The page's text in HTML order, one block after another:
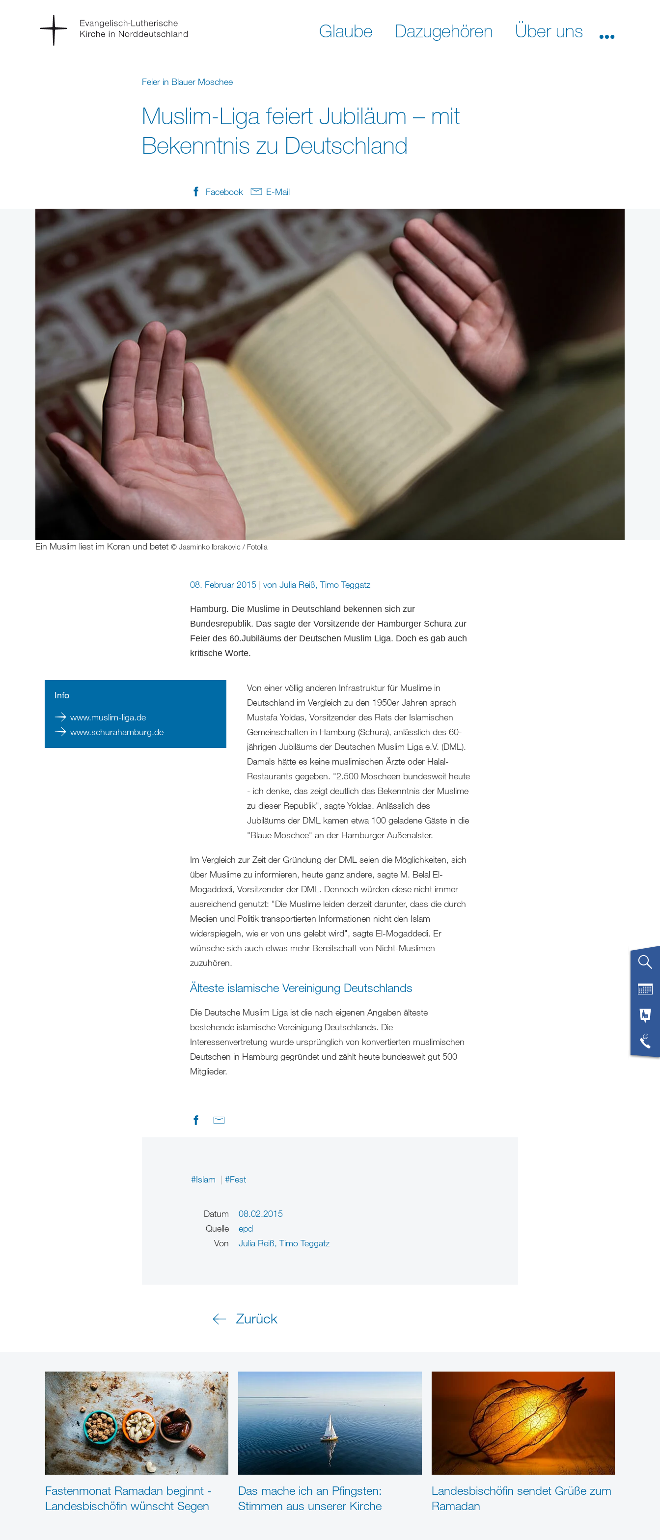
Glaube Dazugehören Über uns
Feier in Blauer Moschee
Muslim-Liga feiert Jubiläum – mit
Bekenntnis zu Deutschland
Facebook E-Mail
Ein Muslim liest im Koran und betet © Jasminko Ibrakovic / Fotolia
08. Februar 2015 vonJulia Reiß,Timo Teggatz
Hamburg. Die Muslime in Deutschland bekennen sich zur
Bundesrepublik. Das sagte der Vorsitzende der Hamburger Schura zur
Feier des 60.Jubiläums der Deutschen Muslim Liga. Doch es gab auch
kritische Worte.
Info
www.muslim-liga.de
www.schurahamburg.de
Von einer völlig anderen Infrastruktur für Muslime in
Deutschland im Vergleich zu den 1950er Jahren sprach
Mustafa Yoldas, Vorsitzender des Rats der Islamischen
Gemeinschaften in Hamburg (Schura), anlässlich des 60-
jährigen Jubiläums der Deutschen Muslim Liga e.V. (DML).
Damals hätte es keine muslimischen Ärzte oder Halal-
Restaurants gegeben. "2.500 Moscheen bundesweit heute
- ich denke, das zeigt deutlich das Bekenntnis der Muslime
zu dieser Republik", sagte Yoldas. Anlässlich des
Jubiläums der DML kamen etwa 100 geladene Gäste in die
"Blaue Moschee" an der Hamburger Außenalster.
Im Vergleich zur Zeit der Gründung der DML seien die Möglichkeiten, sich
über Muslime zu informieren, heute ganz andere, sagte M. Belal El-
Mogaddedi, Vorsitzender der DML. Dennoch würden diese nicht immer
ausreichend genutzt: "Die Muslime leiden derzeit darunter, dass die durch
Medien und Politik transportierten Informationen nicht den Islam
widerspiegeln, wie er von uns gelebt wird", sagte El-Mogaddedi. Er
wünsche sich auch etwas mehr Bereitschaft von Nicht-Muslimen
zuzuhören.
Älteste islamische Vereinigung Deutschlands
Die Deutsche Muslim Liga ist die nach eigenen Angaben älteste
bestehende islamische Vereinigung Deutschlands. Die
Interessenvertretung wurde ursprünglich von konvertierten muslimischen
Deutschen in Hamburg gegründet und zählt heute bundesweit gut 500
Mitglieder.
#Islam #Fest
Datum
08.02.2015
Quelle
epd
Von
Julia Reiß,Timo Teggatz
Zurück
Fastenmonat Ramadan beginnt -
Landesbischöfin wünscht Segen
Das mache ich an Pfingsten:
Stimmen aus unserer Kirche
Landesbischöfin sendet Grüße zum
Ramadan